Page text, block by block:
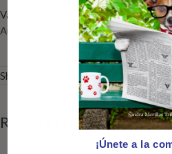
Valoraciones
Aún no hay reseñas
Shipping & Delivery
RELATED PRODUCTS
¡Únete a la